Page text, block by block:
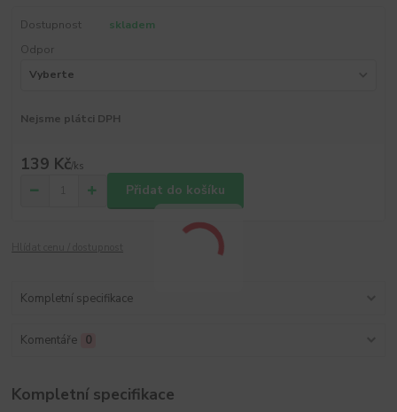
Dostupnost
skladem
Odpor
Nejsme plátci DPH
139 Kč/ks
Přidat do košíku
Kompletní specifikace
Komentáře 0
Kompletní specifikace